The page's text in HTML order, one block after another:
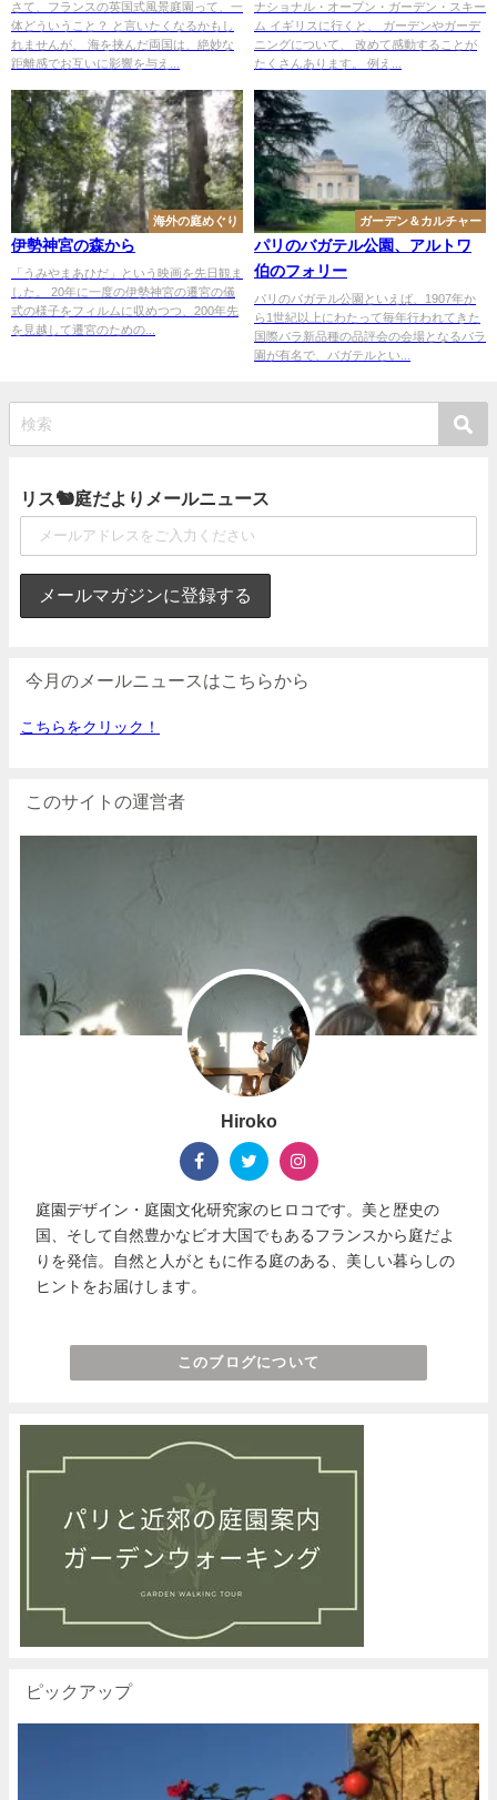
さて、フランスの英国式風景庭園って、一
体どういうこと？ と言いたくなるかもし
れませんが、 海を挟んだ両国は、絶妙な
距離感でお互いに影響を与え...
ナショナル・オープン・ガーデン・スキー
ム イギリスに行くと、 ガーデンやガーデ
ニングについて、 改めて感動することが
たくさんあります。 例え...
海外の庭めぐり
伊勢神宮の森から
「うみやまあひだ」という映画を先日観ま
した。 20年に一度の伊勢神宮の遷宮の儀
式の様子をフィルムに収めつつ、200年先
を見越して遷宮のための...
ガーデン＆カルチャー
パリのバガテル公園、アルトワ
伯のフォリー
パリのバガテル公園といえば、1907年か
ら1世紀以上にわたって毎年行われてきた
国際バラ新品種の品評会の会場となるバラ
園が有名で、バガテルとい...
リス🐿庭だよりメールニュース
今月のメールニュースはこちらから
こちらをクリック！
このサイトの運営者
Hiroko
庭園デザイン・庭園文化研究家のヒロコです。美と歴史の
国、そして自然豊かなビオ大国でもあるフランスから庭だよ
りを発信。自然と人がともに作る庭のある、美しい暮らしの
ヒントをお届けします。
このブログについて
ピックアップ